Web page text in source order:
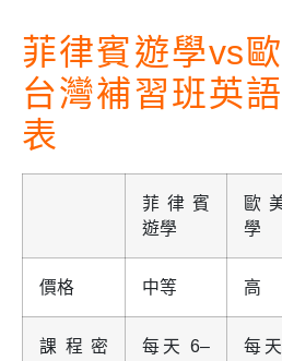
菲律賓遊學vs
台灣補習班英
表
菲律賓
遊學
歐
學
價格 中等 高
課程密
每天 6–
每